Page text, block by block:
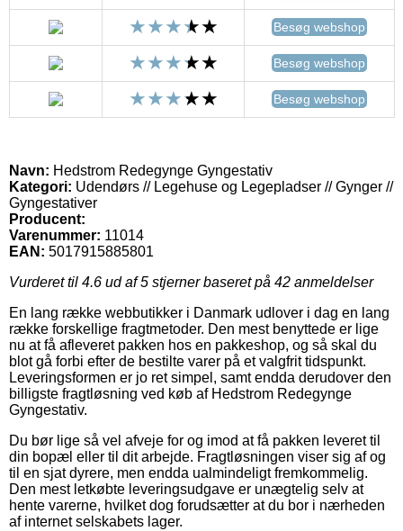
Besøg webshop
Besøg webshop
Besøg webshop
Navn: Hedstrom Redegynge Gyngestativ
Kategori: Udendørs // Legehuse og Legepladser // Gynger //
Gyngestativer
Producent:
Varenummer: 11014
EAN: 5017915885801
Vurderet til 4.6 ud af 5 stjerner baseret på 42 anmeldelser
En lang række webbutikker i Danmark udlover i dag en lang
række forskellige fragtmetoder. Den mest benyttede er lige
nu at få afleveret pakken hos en pakkeshop, og så skal du
blot gå forbi efter de bestilte varer på et valgfrit tidspunkt.
Leveringsformen er jo ret simpel, samt endda derudover den
billigste fragtløsning ved køb af Hedstrom Redegynge
Gyngestativ.
Du bør lige så vel afveje for og imod at få pakken leveret til
din bopæl eller til dit arbejde. Fragtløsningen viser sig af og
til en sjat dyrere, men endda ualmindeligt fremkommelig.
Den mest letkøbte leveringsudgave er unægtelig selv at
hente varerne, hvilket dog forudsætter at du bor i nærheden
af internet selskabets lager.